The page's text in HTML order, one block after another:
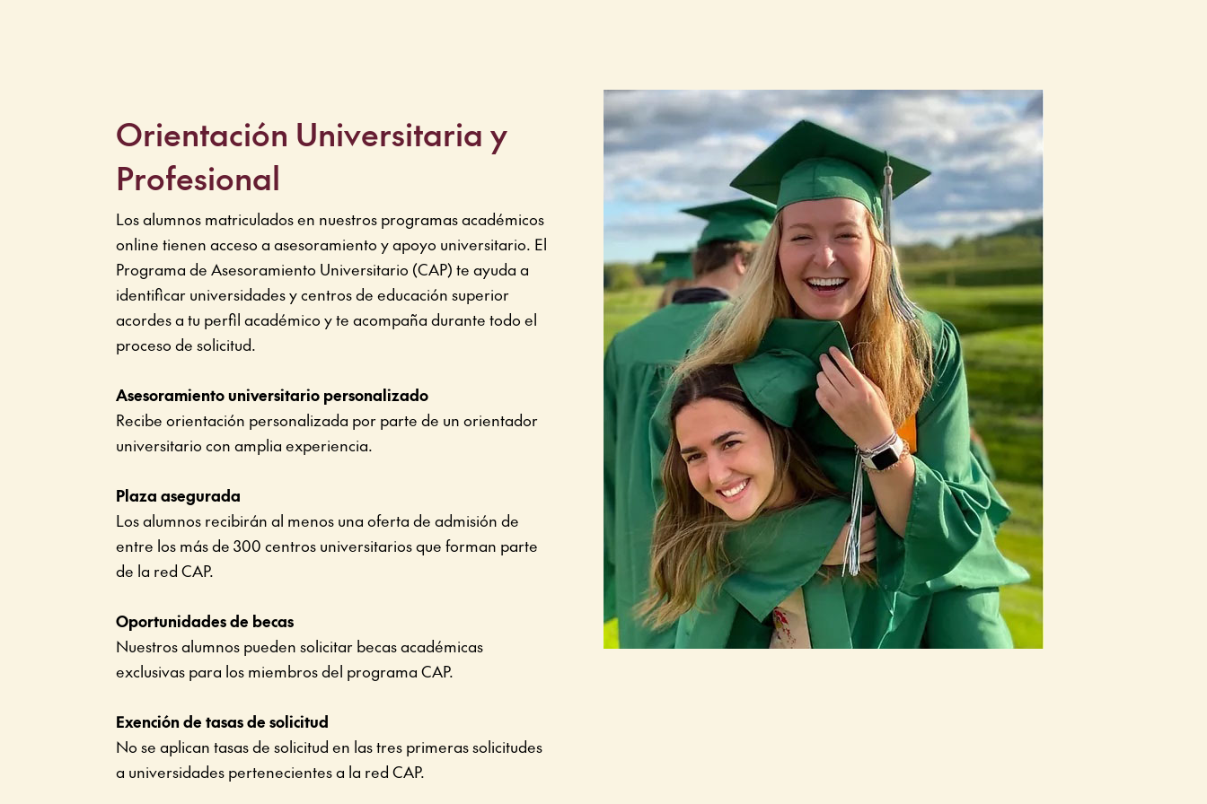
Orientación Universitaria y
Profesional
Los alumnos matriculados en nuestros programas académicos
online tienen acceso a asesoramiento y apoyo universitario. El
Programa de Asesoramiento Universitario (CAP) te ayuda a
identificar universidades y centros de educación superior
acordes a tu perfil académico y te acompaña durante todo el
proceso de solicitud.
Asesoramiento universitario personalizado
Recibe orientación personalizada por parte de un orientador
universitario con amplia experiencia.
Plaza asegurada
Los alumnos recibirán al menos una oferta de admisión de
entre los más de 300 centros universitarios que forman parte
de la red CAP.
Oportunidades de becas
Nuestros alumnos pueden solicitar becas académicas
exclusivas para los miembros del programa CAP.
Exención de tasas de solicitud
No se aplican tasas de solicitud en las tres primeras solicitudes
a universidades pertenecientes a la red CAP.